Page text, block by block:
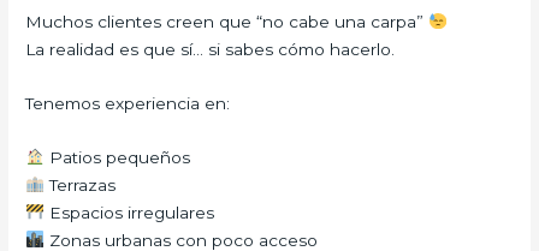
Muchos clientes creen que “no cabe una carpa”
La realidad es que sí… si sabes cómo hacerlo.
Tenemos experiencia en:
Patios pequeños
Terrazas
Espacios irregulares
Zonas urbanas con poco acceso